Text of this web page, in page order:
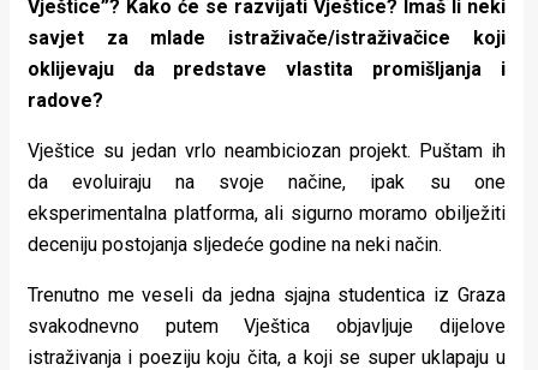
Vještice”? Kako će se razvijati Vještice? Imaš li neki
savjet za mlade istraživače/istraživačice koji
oklijevaju da predstave vlastita promišljanja i
radove?
Vještice su jedan vrlo neambiciozan projekt. Puštam ih
da evoluiraju na svoje načine, ipak su one
eksperimentalna platforma, ali sigurno moramo obilježiti
deceniju postojanja sljedeće godine na neki način.
Trenutno me veseli da jedna sjajna studentica iz Graza
svakodnevno putem Vještica objavljuje dijelove
istraživanja i poeziju koju čita, a koji se super uklapaju u